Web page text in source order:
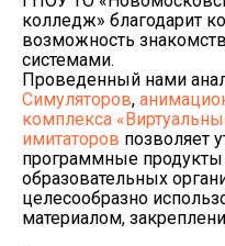
колледж» благодарит
возможность
системами.
Проведенный нами
Симуляторов,
комплекса
имитаторов позволяет
программные продукты
образовательных
целесообразно
материалом,